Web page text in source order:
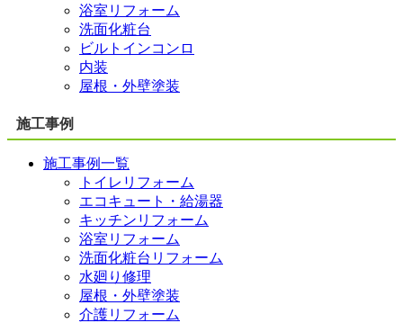
浴室リフォーム
洗面化粧台
ビルトインコンロ
内装
屋根・外壁塗装
施工事例
施工事例一覧
トイレリフォーム
エコキュート・給湯器
キッチンリフォーム
浴室リフォーム
洗面化粧台リフォーム
水廻り修理
屋根・外壁塗装
介護リフォーム